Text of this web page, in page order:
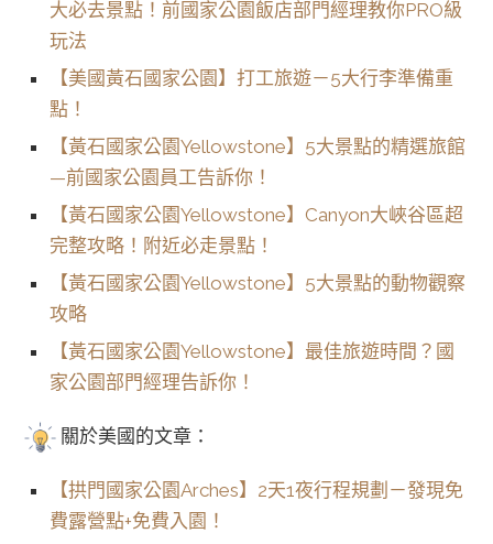
大必去景點！前國家公園飯店部門經理教你PRO級
玩法
【美國黃石國家公園】打工旅遊－5大行李準備重
點！
【黃石國家公園Yellowstone】5大景點的精選旅館
—前國家公園員工告訴你！
【黃石國家公園Yellowstone】Canyon大峽谷區超
完整攻略！附近必走景點！
【黃石國家公園Yellowstone】5大景點的動物觀察
攻略
【黃石國家公園Yellowstone】最佳旅遊時間？國
家公園部門經理告訴你！
關於美國的文章：
【拱門國家公園Arches】2天1夜行程規劃－發現免
費露營點+免費入園！